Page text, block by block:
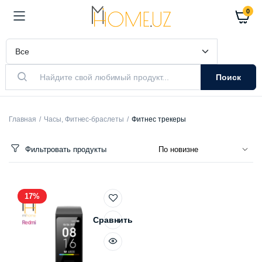
0
Поиск
Главная Часы, Фитнес-браслеты Фитнес трекеры
Фильтровать продукты
17%
Сравнить